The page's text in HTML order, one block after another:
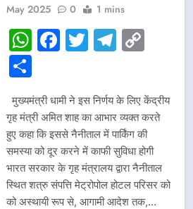
May 2025
0 1 mins
WhatsApp
Facebook
Twitter
Share
मुख्यमंत्री धामी ने इस निर्णय के लिए केंद्रीय
गृह मंत्री अमित शाह का आभार व्यक्त करते
हुए कहा कि इससे नैनीताल में पार्किंग की
समस्या को दूर करने में काफी सुविधा होगी
भारत सरकार के गृह मंत्रालय द्वारा नैनीताल
स्थित शत्रु संपत्ति मेट्रोपोल होटल परिसर को
को अस्थायी रूप से, आगामी आदेश तक,…